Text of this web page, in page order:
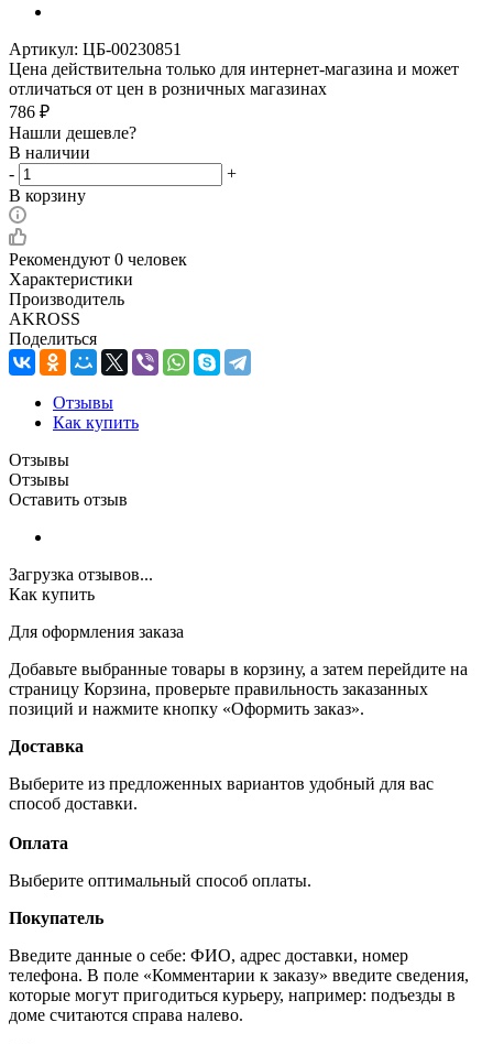
Артикул: ЦБ-00230851
Цена действительна только для интернет-магазина и может
отличаться от цен в розничных магазинах
786 ₽
Нашли дешевле?
В наличии
-
+
В корзину
Рекомендуют 0 человек
Характеристики
Производитель
AKROSS
Поделиться
Отзывы
Как купить
Отзывы
Отзывы
Оставить отзыв
Загрузка отзывов...
Как купить
Для оформления заказа
Добавьте выбранные товары в корзину, а затем перейдите на
страницу Корзина, проверьте правильность заказанных
позиций и нажмите кнопку «Оформить заказ».
Доставка
Выберите из предложенных вариантов удобный для вас
способ доставки.
Оплата
Выберите оптимальный способ оплаты.
Покупатель
Введите данные о себе: ФИО, адрес доставки, номер
телефона. В поле «Комментарии к заказу» введите сведения,
которые могут пригодиться курьеру, например: подъезды в
доме считаются справа налево.